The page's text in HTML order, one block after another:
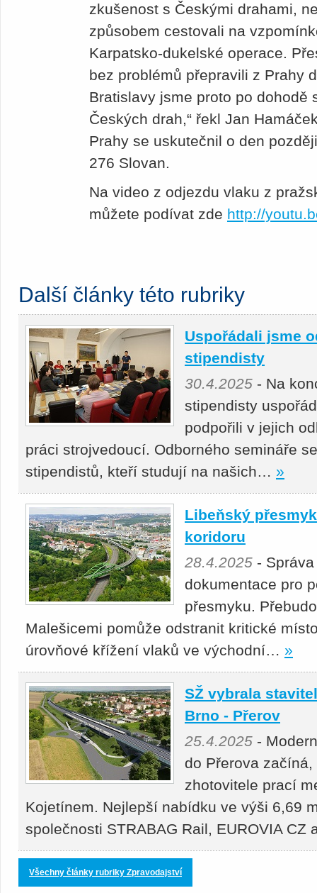
zkušenost s Českými drahami,
způsobem cestovali na
Karpatsko-dukelské operace.
bez problémů přepravili z Prahy
Bratislavy jsme proto po dohodě
Českých drah,“ řekl Jan
Prahy se uskutečnil o den
276 Slovan.
Na video z odjezdu vlaku z
můžete podívat zde http://
Další články této rubriky
Uspořádali jsme
stipendisty
30.4.2025 - Na
stipendisty
podpořili v jejich
práci strojvedoucí. Odborného semináře
stipendistů, kteří studují na našich… »
Libeňský
koridoru
28.4.2025 -
dokumentace pro
přesmyku.
Malešicemi pomůže odstranit kritické
úrovňové křížení vlaků ve východní… »
SŽ vybrala
Brno - Přerov
25.4.2025 -
do Přerova
zhotovitele prací
Kojetínem. Nejlepší nabídku ve výši 6,69
společnosti STRABAG Rail, EUROVIA
Všechny články rubriky Zpravodajství